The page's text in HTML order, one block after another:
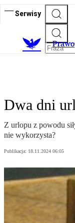
Serwisy
Prawo
Dwa dni
Z urlopu z powodu
nie wykorzysta?
Publikacja: 18.11.2024 06:05